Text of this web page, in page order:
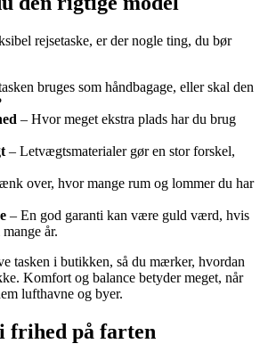
rejsetaske, er der nogle ting, du bør
bruges som håndbagage, eller skal den
– Hvor meget ekstra plads har du brug
– Letvægtsmaterialer gør en stor forskel,
over, hvor mange rum og lommer du har
– En god garanti kan være guld værd, hvis
år.
tasken i butikken, så du mærker, hvordan
Komfort og balance betyder meget, når
lufthavne og byer.
frihed på farten